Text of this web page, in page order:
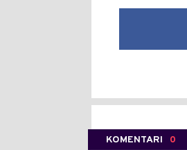
KOMENTARI 0